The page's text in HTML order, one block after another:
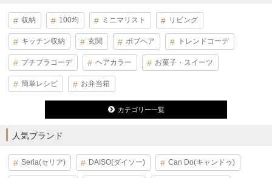
収納 100均 ミニマリスト リビング
キッチン収納 玄関 ボブヘア トレンドコーデ
プチプラコーデ ヘアカラー お菓子・スイーツ
簡単レシピ お弁当箱
カテゴリー一覧
人気ブランド
Seria(セリア) DAISO(ダイソー) Can Do(キャンドゥ)